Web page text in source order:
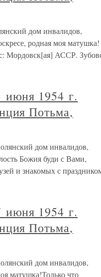
дом инвалидов,
родная моя матушка!
Мордовск[ая] АССР.
1954 г.
Потьма,
дом инвалидов,
Божия буди с Вами,
и знакомых с
1954 г.
Потьма,
дом инвалидов,
матушка!Только что